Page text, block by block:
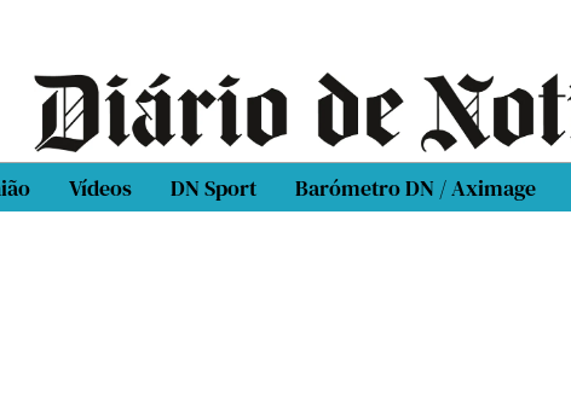
Vídeos DN Sport Barómetro DN / Aximage